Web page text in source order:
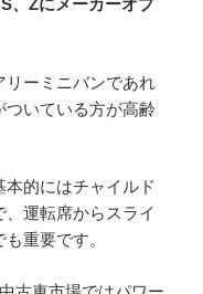
、Zにメーカーオプ
リーミニバンであれ
いている方が高齢
的にはチャイルド
運転席からスライ
重要です。